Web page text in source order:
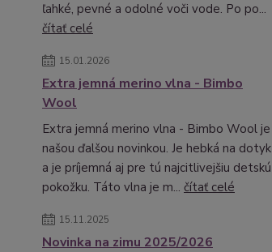
ľahké, pevné a odolné voči vode. Po po...
čítať celé
15.01.2026
Extra jemná merino vlna - Bimbo
Wool
Extra jemná merino vlna - Bimbo Wool je
našou ďalšou novinkou. Je hebká na dotyk
a je príjemná aj pre tú najcitlivejšiu detskú
pokožku. Táto vlna je m... čítať celé
15.11.2025
Novinka na zimu 2025/2026